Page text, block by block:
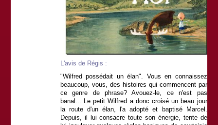
L'avis de Régis :
"Wilfred possédait un élan". Vous en connaissez
beaucoup, vous, des histoires qui commencent par
ce genre de phrase? Avouez-le, ce n'est pas
banal... Le petit Wilfred a donc croisé un beau jour
la route d'un élan, l'a adopté et baptisé Marcel.
Depuis, il lui consacre toute son énergie, tente de